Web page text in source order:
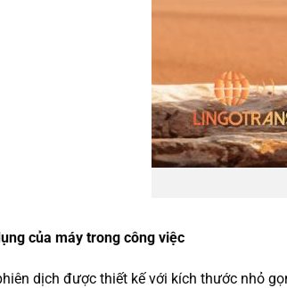
của máy trong công việc
dịch được thiết kế với kích thước nhỏ